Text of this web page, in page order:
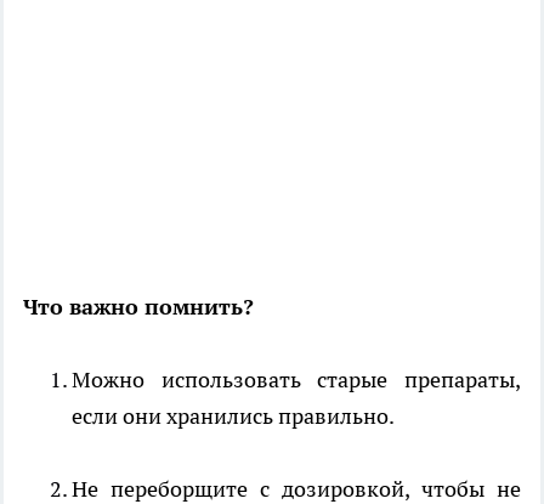
Что важно помнить?
Можно использовать старые препараты,
если они хранились правильно.
Не переборщите с дозировкой, чтобы не